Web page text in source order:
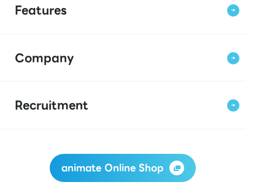
Features
Company
Recruitment
animate Online Shop